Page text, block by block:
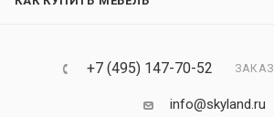
+7 (495) 147-70-52
info@skyland.ru